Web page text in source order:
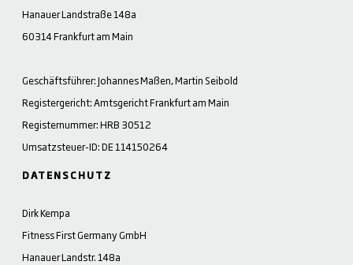
Hanauer Landstraße 148a
60314 Frankfurt am Main
Geschäftsführer: Johannes Maßen, Martin Seibold
Registergericht: Amtsgericht Frankfurt am Main
Registernummer: HRB 30512
Umsatzsteuer-ID: DE 114150264
DATENSCHUTZ
Dirk Kempa
Fitness First Germany GmbH
Hanauer Landstr. 148a